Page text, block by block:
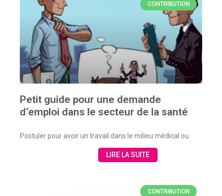
CONTRIBUTION
Petit guide pour une demande
d’emploi dans le secteur de la santé
Postuler pour avoir un travail dans le milieu médical ou
LIRE LA SUITE
CONTRIBUTION